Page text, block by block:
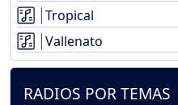
Tropical
Vallenato
RADIOS POR TEMAS